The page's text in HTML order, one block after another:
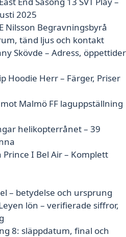
2025
Nilsson Begravningsbyrå
tänd ljus och kontakt
Skövde – Adress, öppettider
Hoodie Herr – Färger, Priser
Malmö FF laguppställning
helikopterrånet – 39
Prince I Bel Air – Komplett
– betydelse och ursprung
lön – verifierade siffror,
8: släppdatum, final och